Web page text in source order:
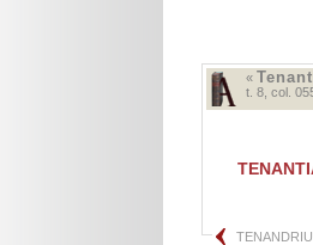
«
t. 8, col.